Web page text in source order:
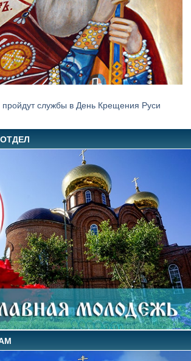
службы в День Крещения Руси